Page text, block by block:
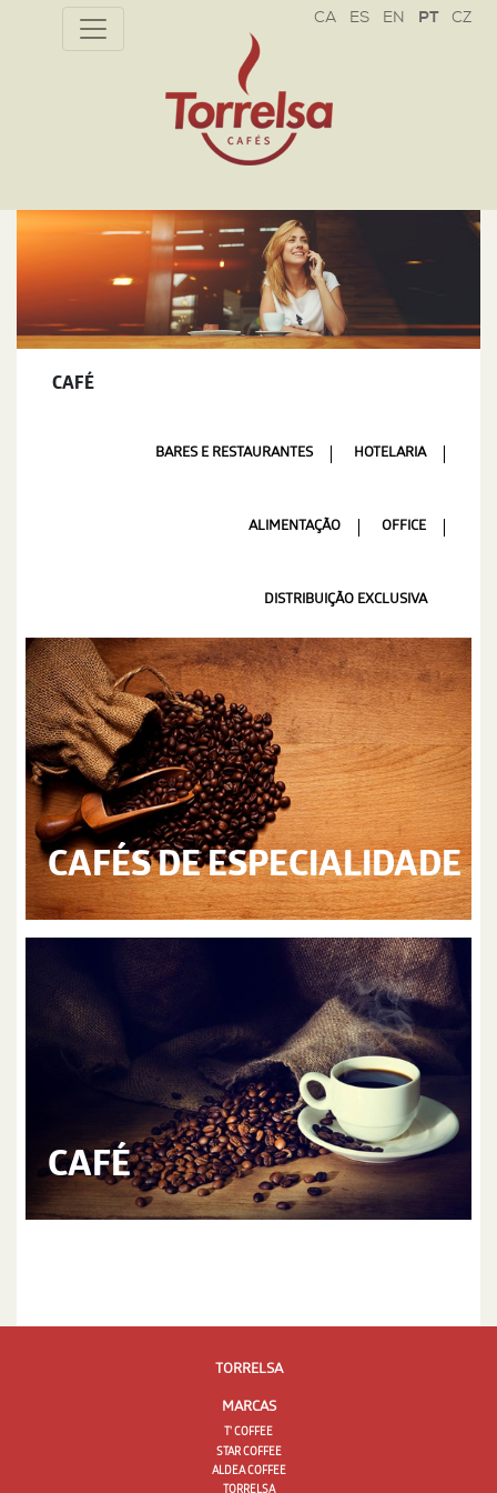
CZ
CAFÉ
BARES E RESTAURANTES HOTELARIA
ALIMENTAÇÃO OFFICE
DISTRIBUIÇÃO EXCLUSIVA
CAFÉS DE ESPECIALIDADE
CAFÉ
TORRELSA
MARCAS
T' COFFEE
STAR COFFEE
ALDEA COFFEE